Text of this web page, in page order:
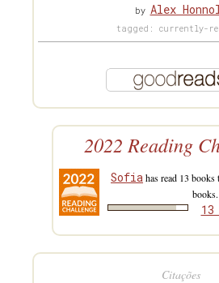
by Alex
tagged: currently-
2022 Reading
Sofia has read 13
books.
Citações